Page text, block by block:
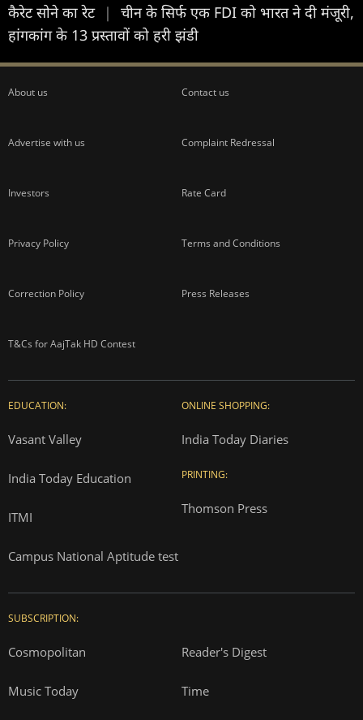
कैरेट सोने का रेट |
चीन के सिर्फ एक FDI को भारत ने दी मंजूरी,
हांगकांग के 13 प्रस्तावों को हरी झंडी
About us Contact us
Advertise with us Complaint Redressal
Investors Rate Card
Privacy Policy Terms and Conditions
Correction Policy Press Releases
T&Cs for AajTak HD Contest
EDUCATION:
Vasant Valley
India Today Education
ITMI
Campus National Aptitude test
ONLINE SHOPPING:
India Today Diaries
PRINTING:
Thomson Press
SUBSCRIPTION:
Cosmopolitan Reader's Digest
Music Today Time